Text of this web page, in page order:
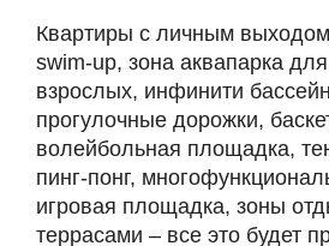
Квартиры с личным
swim-up, зона аквапарка
взрослых, инфинити
прогулочные дорожки,
волейбольная площадка,
пинг-понг,
игровая площадка, зоны
террасами – все это будет